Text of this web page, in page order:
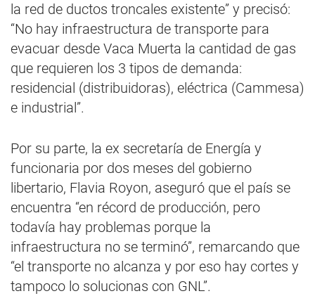
la red de ductos troncales existente” y precisó:
“No hay infraestructura de transporte para
evacuar desde Vaca Muerta la cantidad de gas
que requieren los 3 tipos de demanda:
residencial (distribuidoras), eléctrica (Cammesa)
e industrial”.
Por su parte, la ex secretaría de Energía y
funcionaria por dos meses del gobierno
libertario, Flavia Royon, aseguró que el país se
encuentra “en récord de producción, pero
todavía hay problemas porque la
infraestructura no se terminó”, remarcando que
“el transporte no alcanza y por eso hay cortes y
tampoco lo solucionas con GNL”.